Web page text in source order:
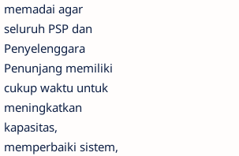
memadai agar
seluruh PSP dan
Penyelenggara
Penunjang memiliki
cukup waktu untuk
meningkatkan
kapasitas,
memperbaiki sistem,